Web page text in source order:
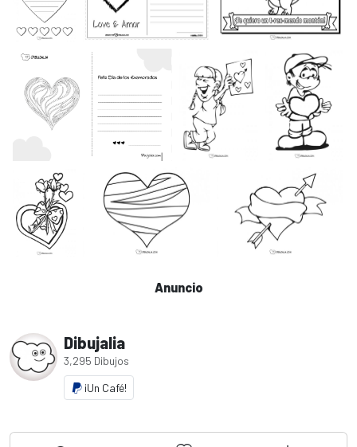
Anuncio
Dibujalia
3,295 Dibujos
¡Un Café!